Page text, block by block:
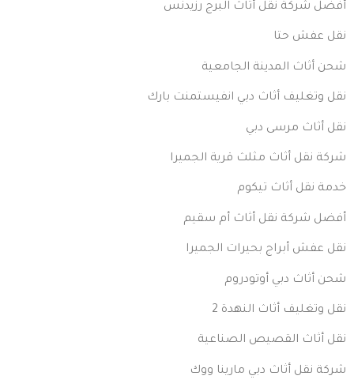
أفضل شركة نقل أثاث البرج رزيدنس
نقل عفش حتا
شحن أثاث المدينة الجامعية
نقل وتغليف أثاث دبي انفيستمنت بارك
نقل أثاث مرسى دبي
شركة نقل أثاث مثلث قرية الجميرا
خدمة نقل أثاث تيكوم
أفضل شركة نقل أثاث أم سقيم
نقل عفش أبراج بحيرات الجميرا
شحن أثاث دبي أوتودروم
نقل وتغليف أثاث النهدة 2
نقل أثاث القصيص الصناعية
شركة نقل أثاث دبي مارينا ووك